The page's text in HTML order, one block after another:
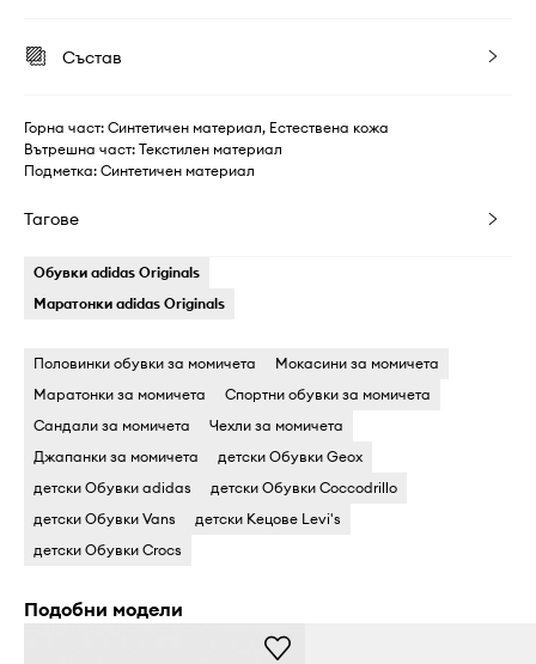
Състав
Горна част: Синтетичен материал, Естествена кожа
Вътрешна част: Текстилен материал
Подметка: Синтетичен материал
Тагове
Обувки adidas Originals
Маратонки adidas Originals
Половинки обувки за момичета
Мокасини за момичета
Маратонки за момичета
Спортни обувки за момичета
Сандали за момичета
Чехли за момичета
Джапанки за момичета
детски Обувки Geox
детски Обувки adidas
детски Обувки Coccodrillo
детски Обувки Vans
детски Кецове Levi's
детски Обувки Crocs
Подобни модели